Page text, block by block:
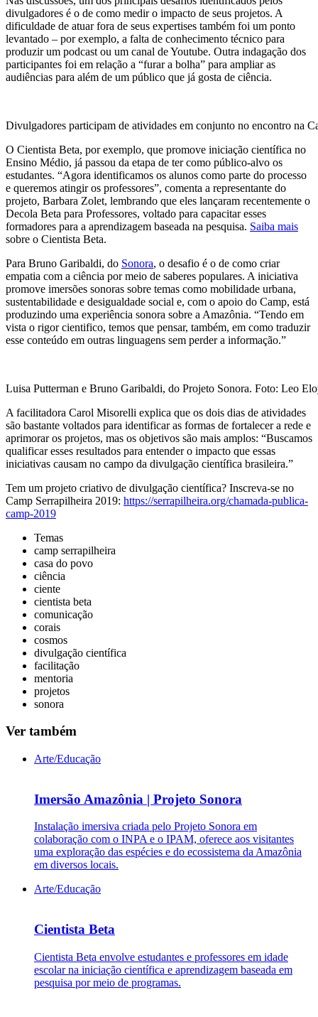
divulgadores é o de como medir o impacto de seus projetos. A
dificuldade de atuar fora de seus expertises também foi um ponto
levantado – por exemplo, a falta de conhecimento técnico para
produzir um podcast ou um canal de Youtube. Outra indagação dos
participantes foi em relação a “furar a bolha” para ampliar as
audiências para além de um público que já gosta de ciência.
Divulgadores participam de atividades em conjunto no encontro na
O Cientista Beta, por exemplo, que promove iniciação científica no
Ensino Médio, já passou da etapa de ter como público-alvo os
estudantes. “Agora identificamos os alunos como parte do processo
e queremos atingir os professores”, comenta a representante do
projeto, Barbara Zolet, lembrando que eles lançaram recentemente o
Decola Beta para Professores, voltado para capacitar esses
formadores para a aprendizagem baseada na pesquisa. Saiba mais
sobre o Cientista Beta.
Para Bruno Garibaldi, do Sonora, o desafio é o de como criar
empatia com a ciência por meio de saberes populares. A iniciativa
promove imersões sonoras sobre temas como mobilidade urbana,
sustentabilidade e desigualdade social e, com o apoio do Camp, está
produzindo uma experiência sonora sobre a Amazônia. “Tendo em
vista o rigor cientifico, temos que pensar, também, em como traduzir
esse conteúdo em outras linguagens sem perder a informação.”
Luisa Putterman e Bruno Garibaldi, do Projeto Sonora. Foto: Leo
A facilitadora Carol Misorelli explica que os dois dias de atividades
são bastante voltados para identificar as formas de fortalecer a rede e
aprimorar os projetos, mas os objetivos são mais amplos: “Buscamos
qualificar esses resultados para entender o impacto que essas
iniciativas causam no campo da divulgação científica brasileira.”
Tem um projeto criativo de divulgação científica? Inscreva-se no
Camp Serrapilheira 2019: https://serrapilheira.org/chamada-publica-
camp-2019
Temas
camp serrapilheira
casa do povo
ciência
ciente
cientista beta
comunicação
corais
cosmos
divulgação científica
facilitação
mentoria
projetos
sonora
Ver também
Arte/Educação
Imersão Amazônia | Projeto Sonora
Instalação imersiva criada pelo Projeto Sonora em
colaboração com o INPA e o IPAM, oferece aos visitantes
uma exploração das espécies e do ecossistema da Amazônia
em diversos locais.
Arte/Educação
Cientista Beta
Cientista Beta envolve estudantes e professores em idade
escolar na iniciação científica e aprendizagem baseada em
pesquisa por meio de programas.